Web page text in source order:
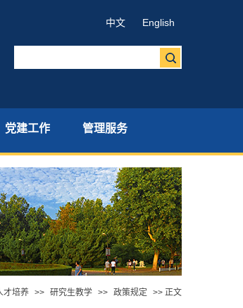
中文 English
党建工作 管理服务
才培养 >> 研究生教学 >> 政策规定 >> 正文